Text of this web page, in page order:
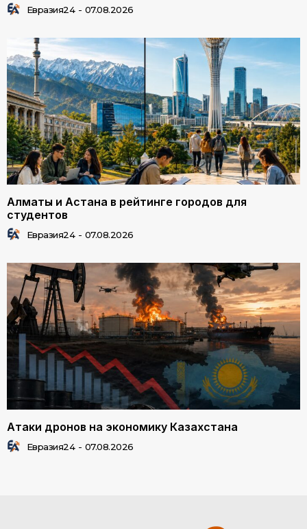
Евразия24 - 07.08.2026
Алматы и Астана в рейтинге городов для
студентов
Евразия24 - 07.08.2026
Атаки дронов на экономику Казахстана
Евразия24 - 07.08.2026